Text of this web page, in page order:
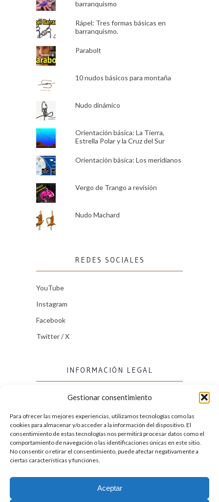
Gestionar consentimiento
Para ofrecer las mejores experiencias, utilizamos tecnologías como las
cookies para almacenar y/o acceder a la información del dispositivo. El
consentimiento de estas tecnologías nos permitirá procesar datos como el
comportamiento de navegación o las identificaciones únicas en este sitio.
No consentir o retirar el consentimiento, puede afectar negativamente a
ciertas características y funciones.
Aceptar
barranquismo
Rápel: Tres formas básicas en
barranquismo.
Parabolt
10 nudos básicos para montaña
Nudo dinámico
Orientación básica: La Tierra,
Estrella Polar y la Cruz del Sur
Orientación básica: Los meridianos
Vergo de Trango a revisión
Nudo Machard
REDES SOCIALES
YouTube
Instagram
Facebook
Twitter / X
INFORMACIÓN LEGAL
Política de cookies (UE)
Política de privacidad
FACEBOOK